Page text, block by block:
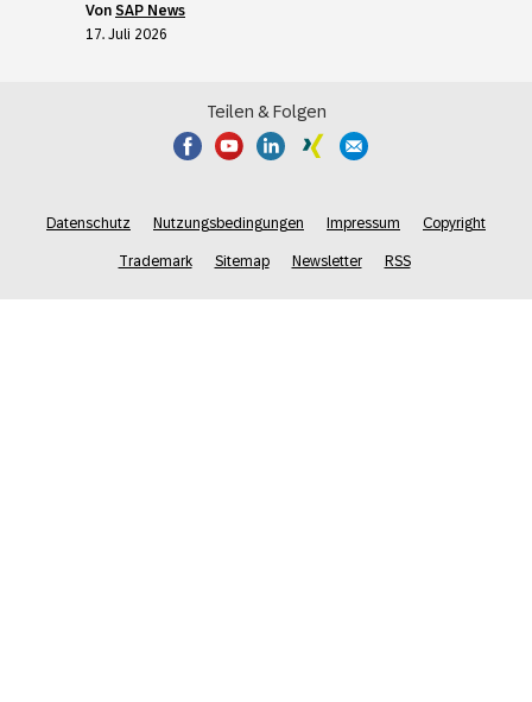
von SAP News
17. Juli 2026
Teilen & Folgen
Datenschutz Nutzungsbedingungen Impressum Copyright
Trademark Sitemap Newsletter RSS